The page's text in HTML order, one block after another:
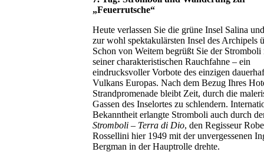
„Feuerrutsche“
Heute verlassen Sie die grüne Insel Salina
zur wohl spektakulärsten Insel des Archipels
Schon von Weitem begrüßt Sie der Stromboli
seiner charakteristischen Rauchfahne – ein
eindrucksvoller Vorbote des einzigen
Vulkans Europas. Nach dem Bezug Ihres
Strandpromenade bleibt Zeit, durch die
Gassen des Inselortes zu schlendern.
Bekanntheit erlangte Stromboli auch durch
Stromboli – Terra di Dio, den Regisseur
Rossellini hier 1949 mit der unvergessenen
Bergman in der Hauptrolle drehte.